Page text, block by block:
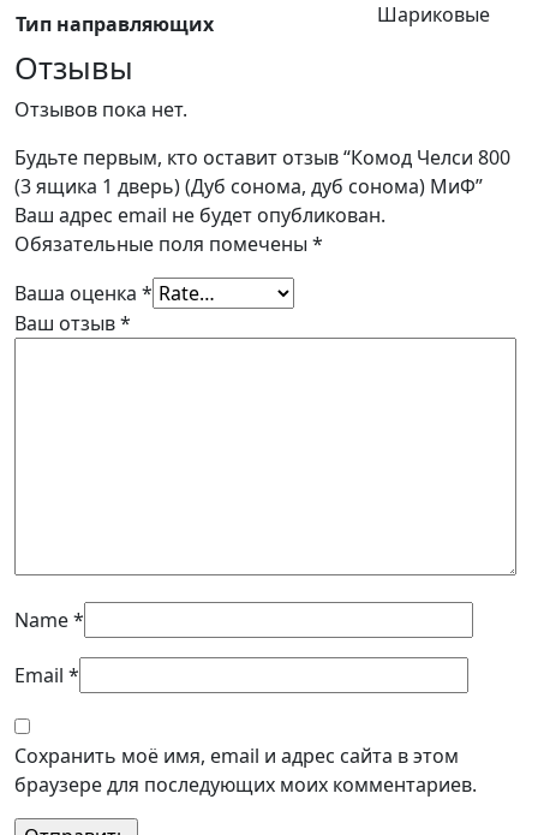
Тип направляющих Шариковые
Отзывы
Отзывов пока нет.
Будьте первым, кто оставит отзыв “Комод Челси 800
(3 ящика 1 дверь) (Дуб сонома, дуб сонома) МиФ”
Ваш адрес email не будет опубликован.
Обязательные поля помечены *
Ваша оценка *
Ваш отзыв*
Name*
Email *
Сохранить моё имя, email и адрес сайта в этом
браузере для последующих моих комментариев.